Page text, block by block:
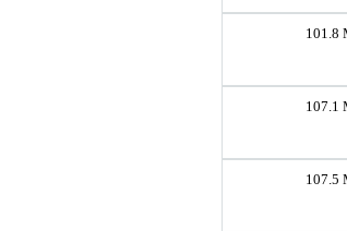
101.8
107.1
107.5